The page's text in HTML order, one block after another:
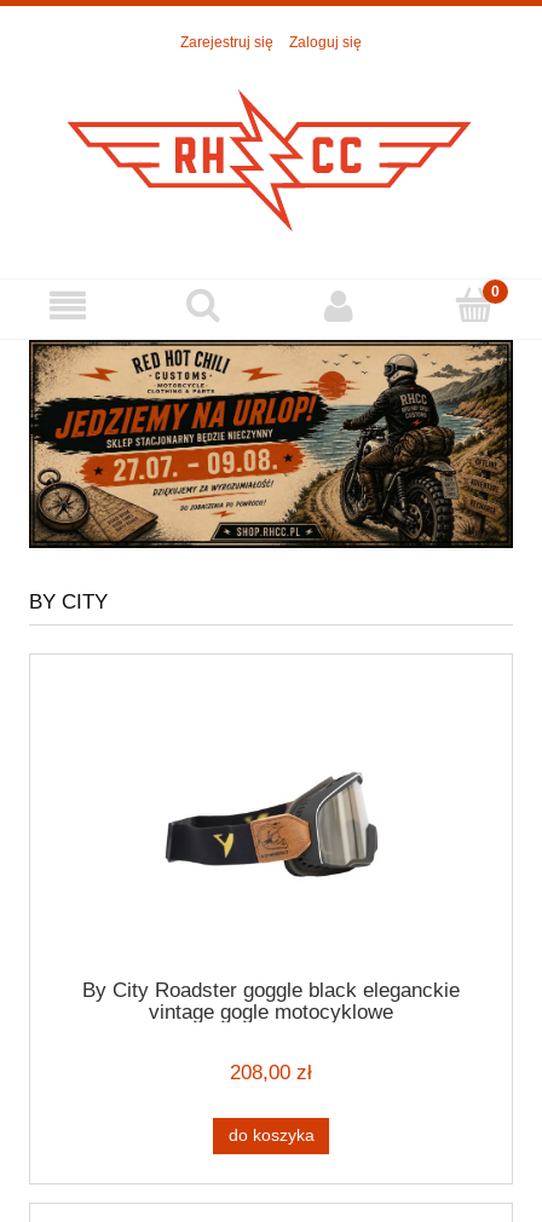
Zarejestruj się Zaloguj się
BY CITY
By City Roadster goggle black eleganckie
vintage gogle motocyklowe
208,00 zł
do koszyka